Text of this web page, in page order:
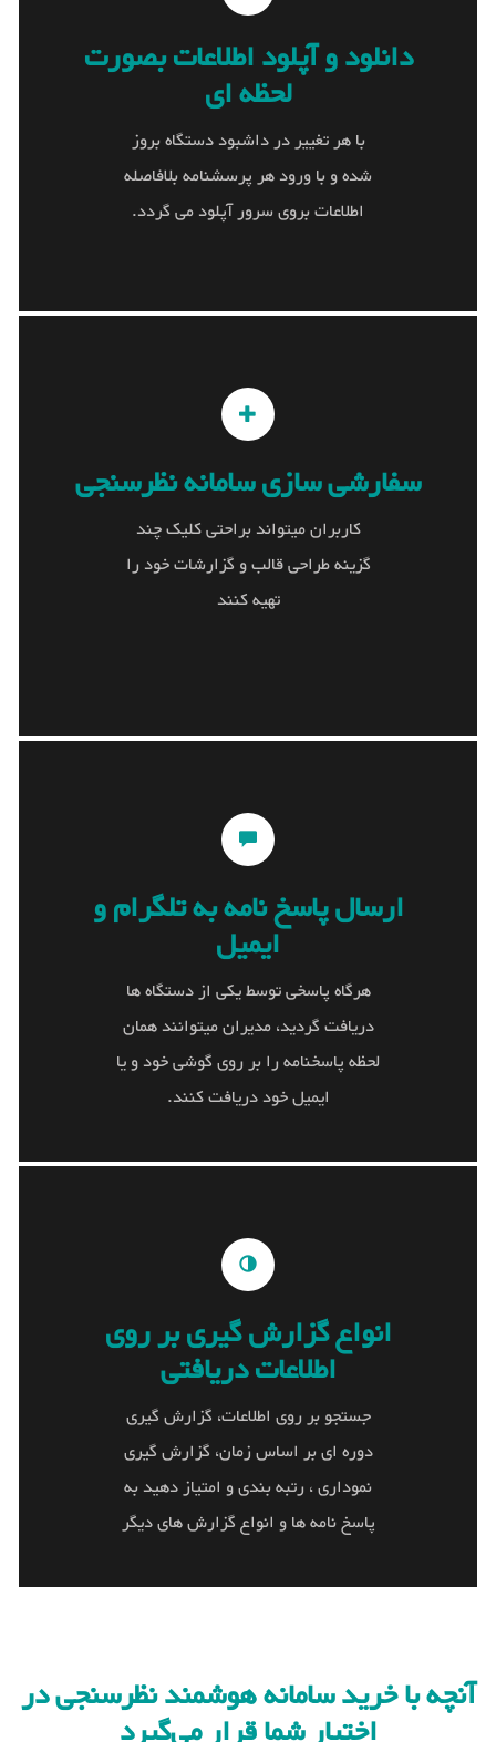
دانلود و آپلود اطلاعات بصورت
لحظه ای
با هر تغییر در داشبود دستگاه بروز
شده و با ورود هر پرسشنامه بلافاصله
اطلاعات بروی سرور آپلود می گردد.
دانلود و آپلود اطلاعات بصورت
لحظه ای
با هر تغییر در داشبود دستگاه بروز شده و با ورود
هر پرسشنامه بلافاصله اطلاعات بروی سرور آپلود
می گردد.
سفارشی سازی سامانه نظرسنجی
کاربران میتواند براحتی کلیک چند
گزینه طراحی قالب و گزارشات خود را
تهیه کنند
سفارشی سازی سامانه
نظرسنجی
کاربران میتواند براحتی کلیک چند گزینه طراحی
قالب و گزارشات خود را تهیه کنند
ارسال پاسخ نامه به تلگرام و
ایمیل
هرگاه پاسخی توسط یکی از دستگاه ها
دریافت گردید، مدیران میتوانند همان
لحظه پاسخنامه را بر روی گوشی خود و یا
ایمیل خود دریافت کنند.
ارسال پاسخ نامه به تلگرام و
ایمیل
هرگاه پاسخی توسط یکی از دستگاه ها دریافت
گردید، مدیران میتوانند همان لحظه پاسخنامه را بر
روی گوشی خود و یا ایمیل خود دریافت کنند.
انواع گزارش گیری بر روی
اطلاعات دریافتی
جستجو بر روی اطلاعات، گزارش گیری
دوره ای بر اساس زمان، گزارش گیری
نموداری ، رتبه بندی و امتیاز دهید به
پاسخ نامه ها و انواع گزارش های دیگر
انواع گزارش گیری بر روی
اطلاعات دریافتی
جستجو بر روی اطلاعات، گزارش گیری دوره ای بر
اساس زمان، گزارش گیری نموداری ، رتبه بندی و
امتیاز دهید به پاسخ نامه ها و انواع گزارش های
دیگر
آنچه با خرید سامانه هوشمند نظرسنجی در